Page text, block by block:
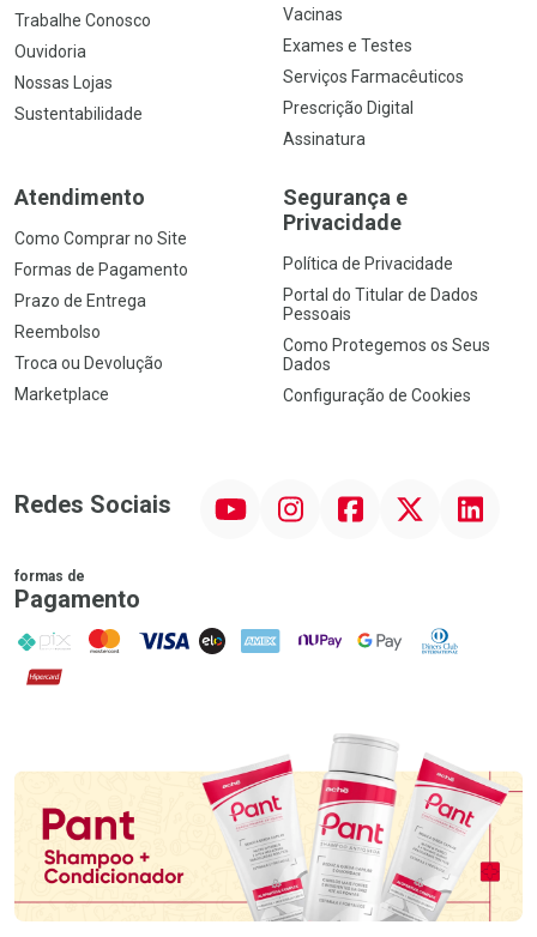
Trabalhe Conosco
Ouvidoria
Nossas Lojas
Sustentabilidade
Vacinas
Exames e Testes
Serviços Farmacêuticos
Prescrição Digital
Assinatura
Atendimento
Como Comprar no Site
Formas de Pagamento
Prazo de Entrega
Reembolso
Troca ou Devolução
Marketplace
Segurança e
Privacidade
Política de Privacidade
Portal do Titular de Dados
Pessoais
Como Protegemos os Seus
Dados
Configuração de Cookies
Redes Sociais InstagramFacebookTwitter Linkedin
formas de
Pagamento
PIX MasterCard
VISA ELO AMEX NuPay Google PayDiners Club
Hipercard
Promoção em Destaque